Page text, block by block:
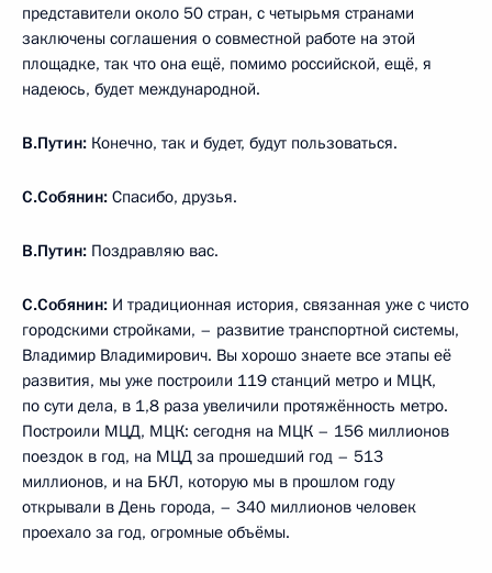
представители около 50 стран, с четырьмя странами
заключены соглашения о совместной работе на этой
площадке, так что она ещё, помимо российской, ещё, я
надеюсь, будет международной.
В.Путин: Конечно, так и будет, будут пользоваться.
С.Собянин: Спасибо, друзья.
В.Путин: Поздравляю вас.
С.Собянин: И традиционная история, связанная уже с чисто
городскими стройками, – развитие транспортной системы,
Владимир Владимирович. Вы хорошо знаете все этапы её
развития, мы уже построили 119 станций метро и МЦК,
по сути дела, в 1,8 раза увеличили протяжённость метро.
Построили МЦД, МЦК: сегодня на МЦК – 156 миллионов
поездок в год, на МЦД за прошедший год – 513
миллионов, и на БКЛ, которую мы в прошлом году
открывали в День города, – 340 миллионов человек
проехало за год, огромные объёмы.